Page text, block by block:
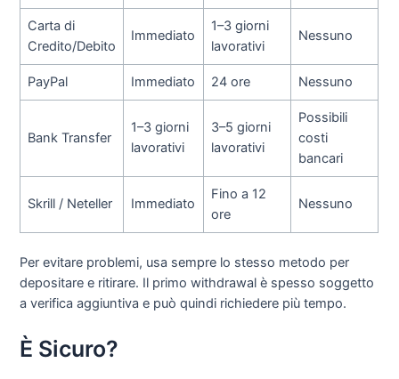
Carta di
Credito/Debito
Immediato
1–3 giorni
lavorativi
Nessuno
PayPal Immediato 24 ore Nessuno
Bank Transfer
1–3 giorni
lavorativi
3–5 giorni
lavorativi
Possibili
costi
bancari
Skrill / Neteller Immediato
Fino a 12
ore
Nessuno
Per evitare problemi, usa sempre lo stesso metodo per
depositare e ritirare. Il primo withdrawal è spesso soggetto
a verifica aggiuntiva e può quindi richiedere più tempo.
È Sicuro?